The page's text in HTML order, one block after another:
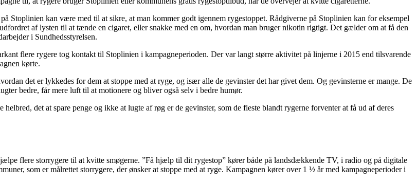
Stoplinien kan være med til at sikre, at man kommer godt igennem rygestoppet. Rådgiverne på Stoplinien kan for eksempel
af lysten til at tænde en cigaret, eller snakke med en om, hvordan man bruger nikotin rigtigt. Det gælder om at få den
i Sundhedsstyrelsen.
flere rygere tog kontakt til Stoplinien i kampagneperioden. Der var langt større aktivitet på linjerne i 2015 end tilsvarende
kørte.
det er lykkedes for dem at stoppe med at ryge, og især alle de gevinster det har givet dem. Og gevinsterne er mange. De
bedre, får mere luft til at motionere og bliver også selv i bedre humør.
det at spare penge og ikke at lugte af røg er de gevinster, som de fleste blandt rygerne forventer at få ud af deres
flere storrygere til at kvitte smøgerne. ”Få hjælp til dit rygestop” kører både på landsdækkende TV, i radio og på digitale
som er målrettet storrygere, der ønsker at stoppe med at ryge. Kampagnen kører over 1 ½ år med kampagneperioder i